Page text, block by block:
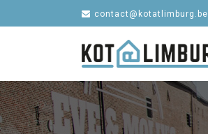
contact@kotatlimburg.be